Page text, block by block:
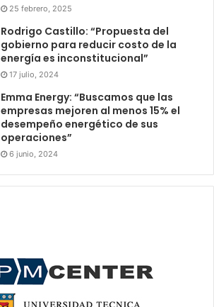
25 febrero, 2025
Rodrigo Castillo: “Propuesta del
gobierno para reducir costo de la
energía es inconstitucional”
17 julio, 2024
Emma Energy: “Buscamos que las
empresas mejoren al menos 15% el
desempeño energético de sus
operaciones”
6 junio, 2024